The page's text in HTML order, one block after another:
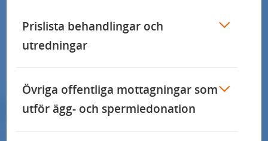
Prislista behandlingar och
utredningar
Övriga offentliga mottagningar som
utför ägg- och spermiedonation